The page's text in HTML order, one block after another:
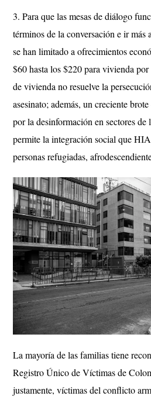
3. Para que las mesas de diálogo
términos de la conversación e ir más
se han limitado a ofrecimientos
$60 hasta los $220 para vivienda
de vivienda no resuelve la
asesinato; además, un creciente
por la desinformación en sectores de
permite la integración social que
personas refugiadas,
La mayoría de las familias tiene
Registro Único de Víctimas de
justamente, víctimas del conflicto